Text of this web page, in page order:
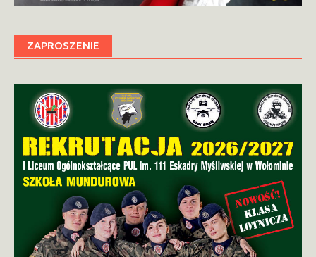
ZAPROSZENIE